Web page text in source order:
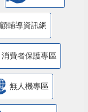
輔導資訊網
消費者保護專區
無人機專區